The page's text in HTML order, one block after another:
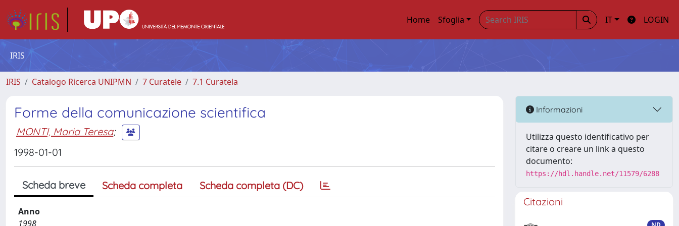
Home Sfoglia IT LOGIN
IRIS
IRIS Catalogo Ricerca UNIPMN 7 Curatele 7.1 Curatela
Forme della comunicazione scientifica
MONTI, Maria Teresa;
1998-01-01
Scheda breve Scheda completa Scheda completa (DC)
Anno
1998
Informazioni
Utilizza questo identificativo per
citare o creare un link a questo
documento:
https://hdl.handle.net/11579/6288
Citazioni